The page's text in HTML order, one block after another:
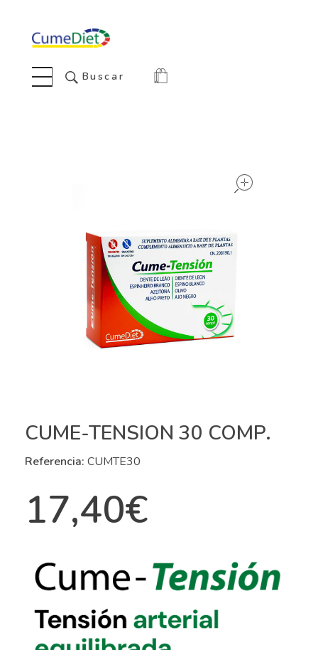
Buscar
CUME-TENSION 30 COMP.
Referencia: CUMTE30
17,40€